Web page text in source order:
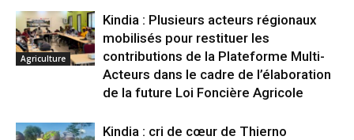
Agriculture
Kindia : Plusieurs acteurs régionaux
mobilisés pour restituer les
contributions de la Plateforme Multi-
Acteurs dans le cadre de l’élaboration
de la future Loi Foncière Agricole
Kindia : cri de cœur de Thierno